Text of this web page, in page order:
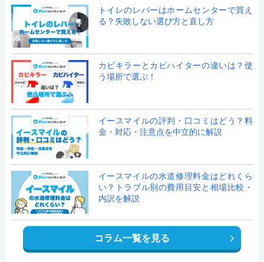
トイレのレバーはホームセンターで買え
る？失敗しない選び方と直し方
カビキラーとカビハイターの違いは？使
う場所で選ぶ！
イースマイルの評判・口コミはどう？料
金・対応・注意点を中立的に解説
イースマイルの水道修理料金はどれくら
い？トラブル別の費用目安と相場比較・
内訳を解説
コラム一覧を見る